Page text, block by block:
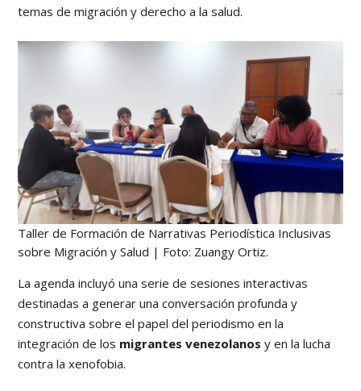
temas de migración y derecho a la salud.
Taller de Formación de Narrativas Periodística Inclusivas
sobre Migración y Salud | Foto: Zuangy Ortiz.
La agenda incluyó una serie de sesiones interactivas
destinadas a generar una conversación profunda y
constructiva sobre el papel del periodismo en la
integración de los migrantes venezolanosy en la lucha
contra la xenofobia.